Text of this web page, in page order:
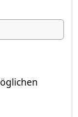
ins